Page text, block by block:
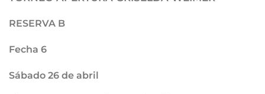
RESERVA B
Fecha 6
Sábado 26 de abril